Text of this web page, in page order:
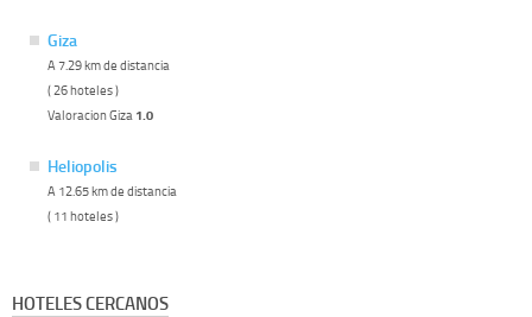
Giza
A 7.29 km de distancia
( 26 hoteles )
Valoracion Giza 1.0
Heliopolis
A 12.65 km de distancia
( 11 hoteles )
HOTELES CERCANOS